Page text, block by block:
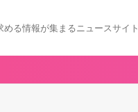
る情報が集まるニュースサイト